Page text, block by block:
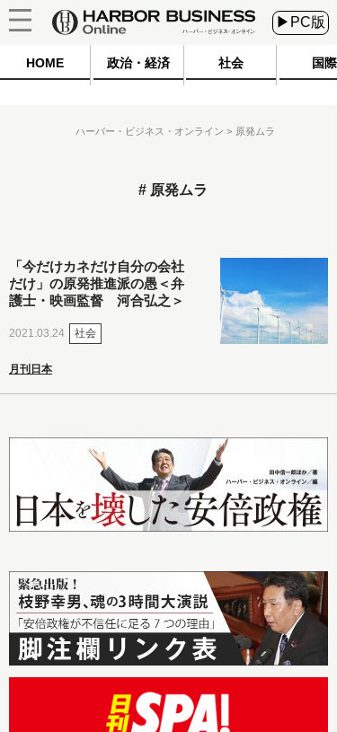
▶PC版
HOME 政治・経済 社会 国際
ハーバー・ビジネス・オンライン 原発ムラ
原発ムラ
「今だけカネだけ自分の会社
だけ」の原発推進派の愚＜弁
護士・映画監督 河合弘之＞
2021.03.24 社会
月刊日本